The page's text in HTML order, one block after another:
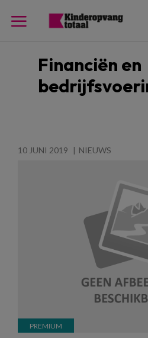
Financiën en
10 JUNI 2019 NIEUWS